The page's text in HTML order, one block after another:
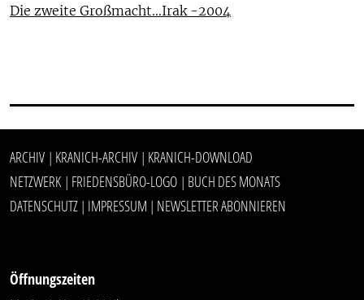
Die zweite Großmacht…Irak -2004
ARCHIV | KRANICH-ARCHIV | KRANICH-DOWNLOAD
NETZWERK | FRIEDENSBÜRO-LOGO | BUCH DES MONATS
DATENSCHUTZ | IMPRESSUM | NEWSLETTER ABONNIEREN
Öffnungszeiten